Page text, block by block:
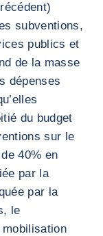
subventions,
publics et
de la masse
dépenses
du budget
sur le
40% en
par la
par la
le